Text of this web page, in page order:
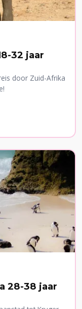
32 jaar
door Zuid-Afrika
28-38 jaar